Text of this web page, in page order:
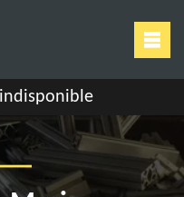
indisponible